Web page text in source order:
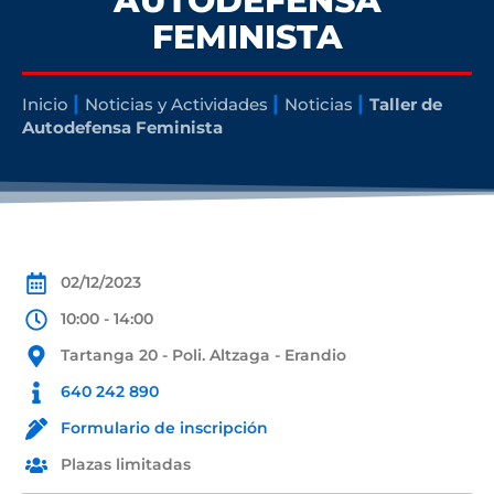
FEMINISTA
Inicio | Noticias y Actividades | Noticias | Taller de
Autodefensa Feminista
02/12/2023
10:00 - 14:00
Tartanga 20 - Poli. Altzaga - Erandio
640 242 890
Formulario de inscripción
Plazas limitadas